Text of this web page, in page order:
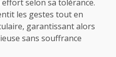
selon sa tolérance.
les gestes tout en
garantissant alors
sans souffrance